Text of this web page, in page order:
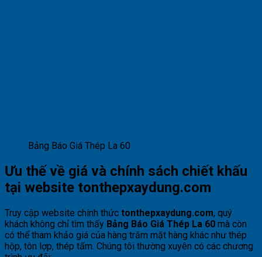
Bảng Báo Giá Thép La 60
Ưu thế về giá và chính sách chiết khấu
tại website tonthepxaydung.com
Truy cập website chính thức tonthepxaydung.com, quý
khách không chỉ tìm thấy Bảng Báo Giá Thép La 60 mà còn
có thể tham khảo giá của hàng trăm mặt hàng khác như thép
hộp, tôn lợp, thép tấm. Chúng tôi thường xuyên có các chương